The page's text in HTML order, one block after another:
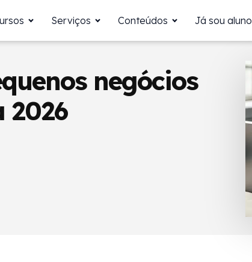
Serviços Conteúdos Já sou aluno
negócios
2026